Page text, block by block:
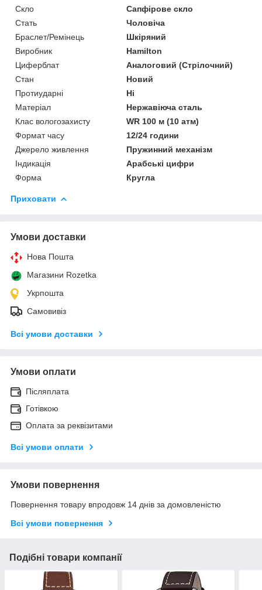
Скло
Сапфірове скло
Стать
Чоловіча
Браслет/Ремінець
Шкіряний
Виробник
Hamilton
Циферблат
Аналоговий (Стрілочний)
Стан
Новий
Протиударні
Ні
Матеріал
Нержавіюча сталь
Клас вологозахисту
WR 100 м (10 атм)
Формат часу
12/24 години
Джерело живлення
Пружинний механізм
Індикація
Арабські цифри
Форма
Кругла
Приховати
Умови доставки
Нова Пошта
Магазини Rozetka
Укрпошта
Самовивіз
Всі умови доставки
Умови оплати
Післяплата
Готівкою
Оплата за реквізитами
Всі умови оплати
Умови повернення
Повернення товару впродовж 14 днів за домовленістю
Всі умови повернення
Подібні товари компанії